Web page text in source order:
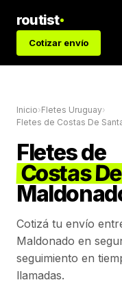
routist
Cotizar envío
Inicio›Fletes Uruguay›
Fletes de Costas De
Fletes de
Costas
Cotizá tu envío
Maldonado en
seguimiento en
llamadas.